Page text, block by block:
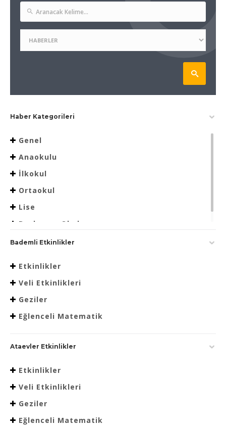
Haber Kategorileri
Genel
Anaokulu
İlkokul
Ortaokul
Lise
Beslenme Okulu
Bademli Etkinlikler
Etkinlikler
Veli Etkinlikleri
Geziler
Eğlenceli Matematik
Ataevler Etkinlikler
Etkinlikler
Veli Etkinlikleri
Geziler
Eğlenceli Matematik